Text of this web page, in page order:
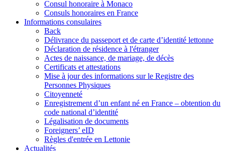
Consul honoraire à Monaco
Consuls honoraires en France
Informations consulaires
Back
Délivrance du passeport et de carte d’identité lettonne
Déclaration de résidence à l'étranger
Actes de naissance, de mariage, de décès
Certificats et attestations
Mise à jour des informations sur le Registre des
Personnes Physiques
Citoyenneté
Enregistrement d’un enfant né en France – obtention du
code national d’identité
Légalisation de documents
Foreigners’ eID
Règles d'entrée en Lettonie
Actualités